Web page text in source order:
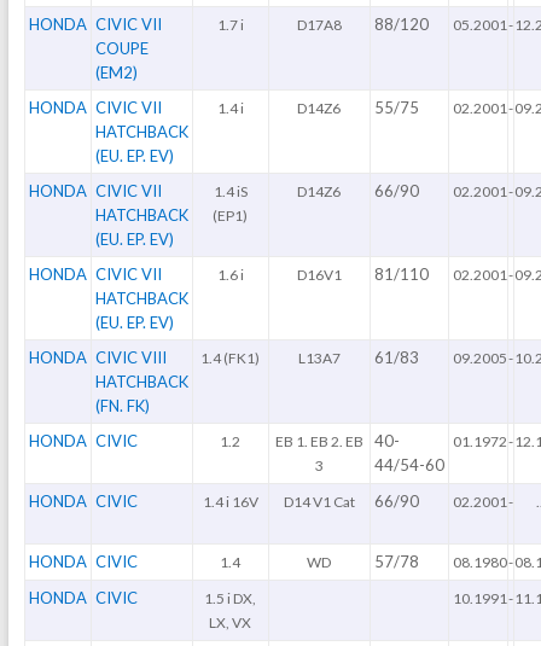
HONDA CIVIC VII
COUPE
(EM2)
1.7 i D17A8 88/120 05.2001 -
HONDA CIVIC VII
HATCHBACK
(EU. EP. EV)
1.4 i D14Z6 55/75 02.2001 -
HONDA CIVIC VII
HATCHBACK
(EU. EP. EV)
1.4 iS
(EP1)
D14Z6 66/90 02.2001 -
HONDA CIVIC VII
HATCHBACK
(EU. EP. EV)
1.6 i D16V1 81/110 02.2001 -
HONDA CIVIC VIII
HATCHBACK
(FN. FK)
1.4 (FK1) L13A7 61/83 09.2005-
HONDA CIVIC 1.2
EB 1. EB 2. EB
3
40-
44/54-60
01.1972-
HONDA CIVIC 1.4 i 16V D14 V1 Cat 66/90 02.2001 -
HONDA CIVIC 1.4 WD 57/78 08.1980-
HONDA CIVIC
1.5 i DX,
LX, VX
10.1991 -